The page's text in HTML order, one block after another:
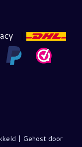
|
| Gehost door